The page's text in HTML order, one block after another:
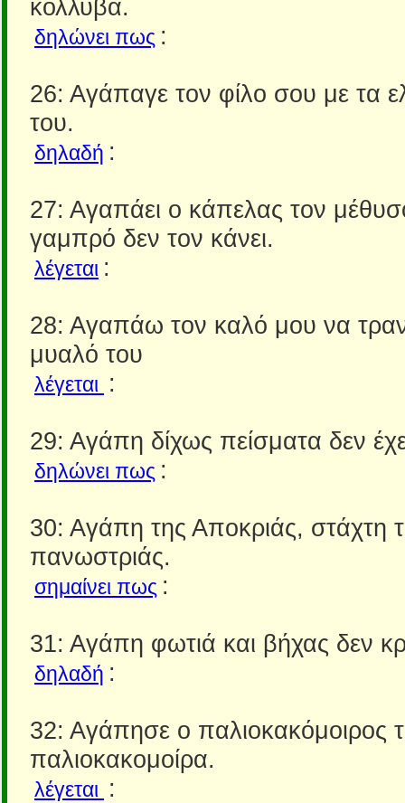
κόλλυβα.
δηλώνει πως :
26: Αγάπαγε τον φίλο σου με τα
του.
δηλαδή :
27: Αγαπάει ο κάπελας τον
γαμπρό δεν τον κάνει.
λέγεται :
28: Αγαπάω τον καλό μου να
μυαλό του
λέγεται :
29: Αγάπη δίχως πείσματα δεν
δηλώνει πως :
30: Αγάπη της Αποκριάς, στάχτη
πανωστριάς.
σημαίνει πως :
31: Αγάπη φωτιά και βήχας δεν
δηλαδή :
32: Αγάπησε ο παλιοκακόμοιρος
παλιοκακομοίρα.
λέγεται :